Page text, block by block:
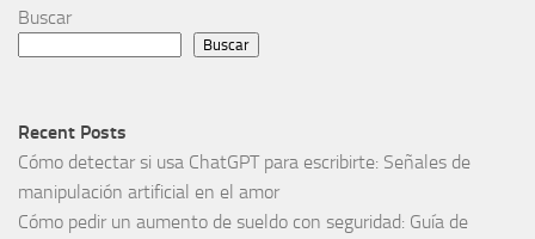
Buscar
Buscar
Recent Posts
Cómo detectar si usa ChatGPT para escribirte: Señales de
manipulación artificial en el amor
Cómo pedir un aumento de sueldo con seguridad: Guía de